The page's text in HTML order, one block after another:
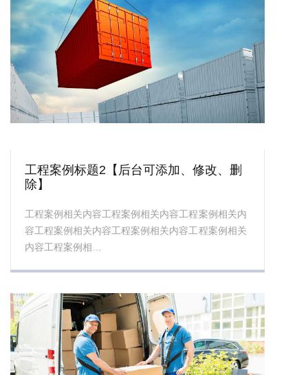
工程案例标题2【后台可添加、修改、删
除】
工程案例相关内容工程案例相关内容工程案例相关内
容工程案例相关内容工程案例相关内容工程案例相关
内容工程案例相…